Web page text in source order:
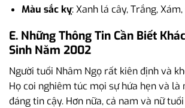
Màu sắc kỵ: Xanh lá cây, Trắng, Xám,
E. Những Thông Tin Cần Biết
Sinh Năm 2002
Người tuổi Nhâm Ngọ rất kiên định và
Họ coi nghiêm túc mọi sự hứa hẹn và là
đáng tin cậy. Hơn nữa, cả nam và nữ